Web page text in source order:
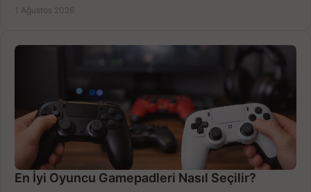
1 Ağustos 2026
En İyi Oyuncu Gamepadleri Nasıl Seçilir?